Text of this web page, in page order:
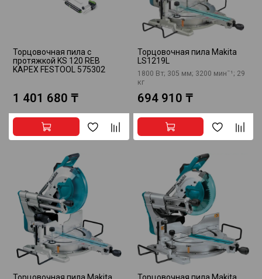
Торцовочная пила с
протяжкой KS 120 REB
KAPEX FESTOOL 575302
1 401 680 ₸
Торцовочная пила Makita
LS1219L
1800 Вт; 305 мм; 3200 минˉ¹; 29
кг
694 910 ₸
Торцовочная пила Makita Торцовочная пила Makita